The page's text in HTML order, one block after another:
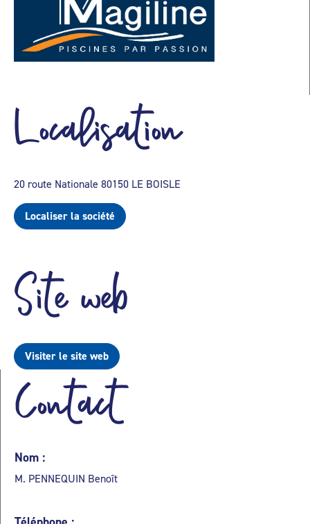
Localisation
20 route Nationale 80150 LE BOISLE
Localiser la société
Site web
Visiter le site web
Contact
Nom :
M. PENNEQUIN Benoît